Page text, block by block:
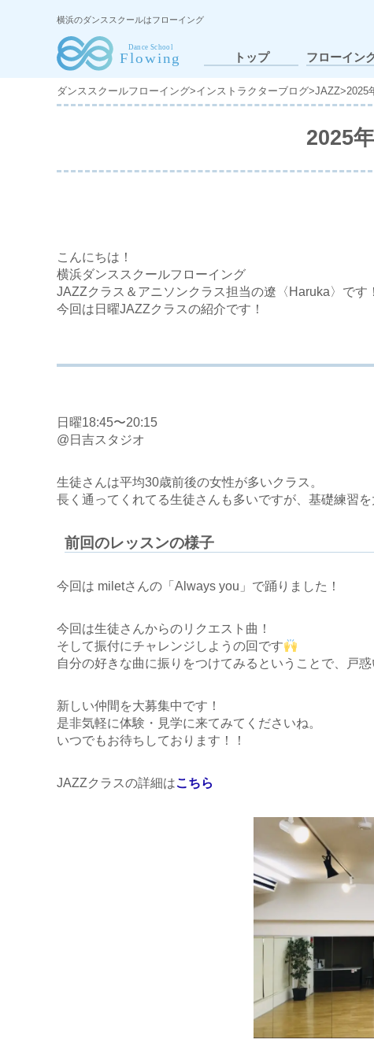
横浜のダンススクールはフローイング
トップ フローイン
ダンススクールフローイング>インストラクターブログ>JAZZ>2025
2025
こんにちは！
横浜ダンススクールフローイング
JAZZクラス＆アニソンクラス担当の遼〈Haruka〉です！
今回は日曜JAZZクラスの紹介です！
日曜18:45〜20:15
@日吉スタジオ
生徒さんは平均30歳前後の女性が多いクラス。
長く通ってくれてる生徒さんも多いですが、基礎練習
前回のレッスンの様子
今回は miletさんの「Always you」で踊りました！
今回は生徒さんからのリクエスト曲！
そして振付にチャレンジしようの回です
自分の好きな曲に振りをつけてみるということで、戸
新しい仲間を大募集中です！
是非気軽に体験・見学に来てみてくださいね。
いつでもお待ちしております！！
JAZZクラスの詳細はこちら